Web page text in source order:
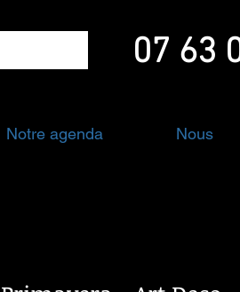
07 63
Notre agenda Nous